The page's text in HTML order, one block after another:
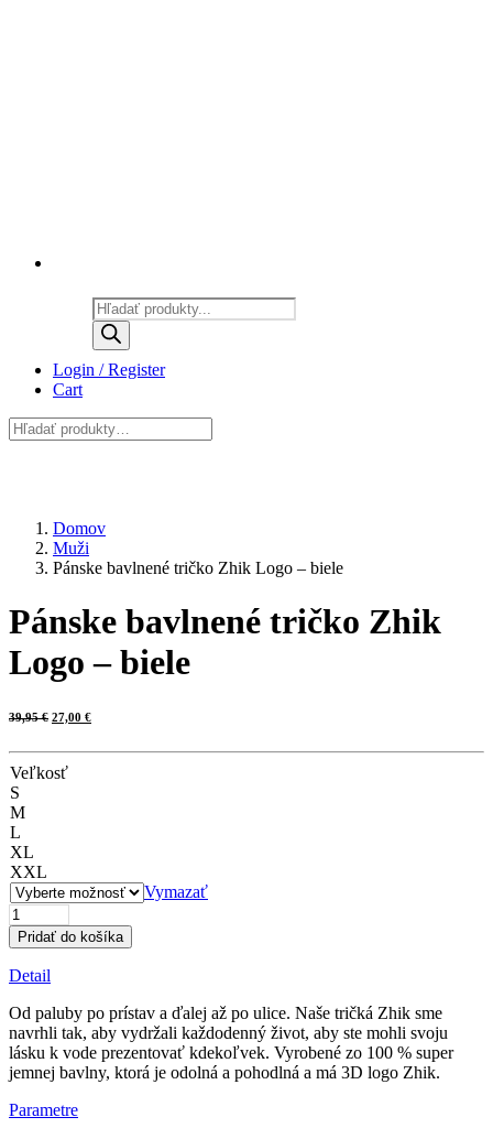
Products
search
Login / Register
Cart
Domov
Muži
Pánske bavlnené tričko Zhik Logo – biele
Pánske bavlnené tričko Zhik
Logo – biele
39,95€ Pôvodná
39,95 €.
27,00 €Aktuálna
27,00 €.
Veľkosť
S
M
L
XL
XXL
Vymazať
množstvo
Pánske
bavlnené
tričko
Logo
–
biele
Pridať do košíka
Detail
Od paluby po prístav a ďalej až po ulice. Naše tričká Zhik sme
navrhli tak, aby vydržali každodenný život, aby ste mohli svoju
lásku k vode prezentovať kdekoľvek. Vyrobené zo 100 % super
jemnej bavlny, ktorá je odolná a pohodlná a má 3D logo Zhik.
Parametre